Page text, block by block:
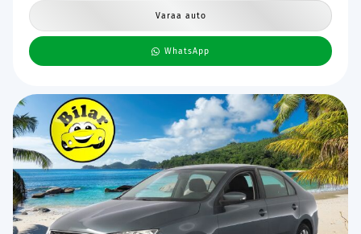
Varaa auto
WhatsApp